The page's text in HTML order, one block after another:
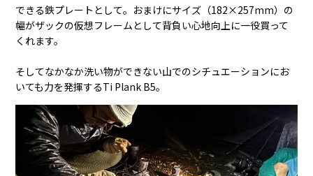
できる鉄プレートとして。おまけにサイズ（182×257mm）の
幅がザックの仮想フレームとして背負い心地向上に一役買って
くれます。
そしてなかなか洗い物ができない山でのシチュエーションにお
いても力を発揮するTi Plank B5。